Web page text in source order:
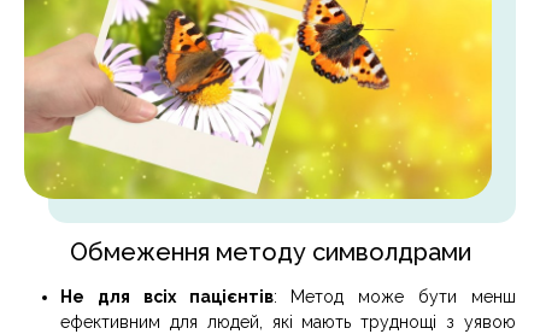
Обмеження методу символдрами
Не для всіх пацієнтів: Метод може бути менш
ефективним для людей, які мають труднощі з уявою